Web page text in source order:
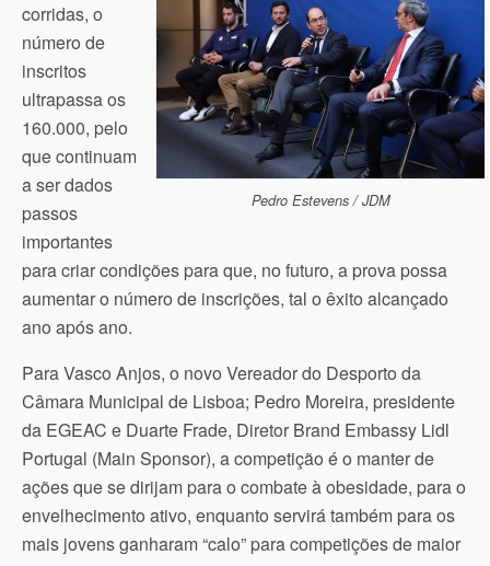
Pedro Estevens / JDM
corridas, o
número de
inscritos
ultrapassa os
160.000, pelo
que continuam
a ser dados
passos
importantes
para criar condições para que, no futuro, a prova possa
aumentar o número de inscrições, tal o êxito alcançado
ano após ano.
Para Vasco Anjos, o novo Vereador do Desporto da
Câmara Municipal de Lisboa; Pedro Moreira, presidente
da EGEAC e Duarte Frade, Diretor Brand Embassy Lidl
Portugal (Main Sponsor), a competição é o manter de
ações que se dirijam para o combate à obesidade, para o
envelhecimento ativo, enquanto servirá também para os
mais jovens ganharam “calo” para competições de maior